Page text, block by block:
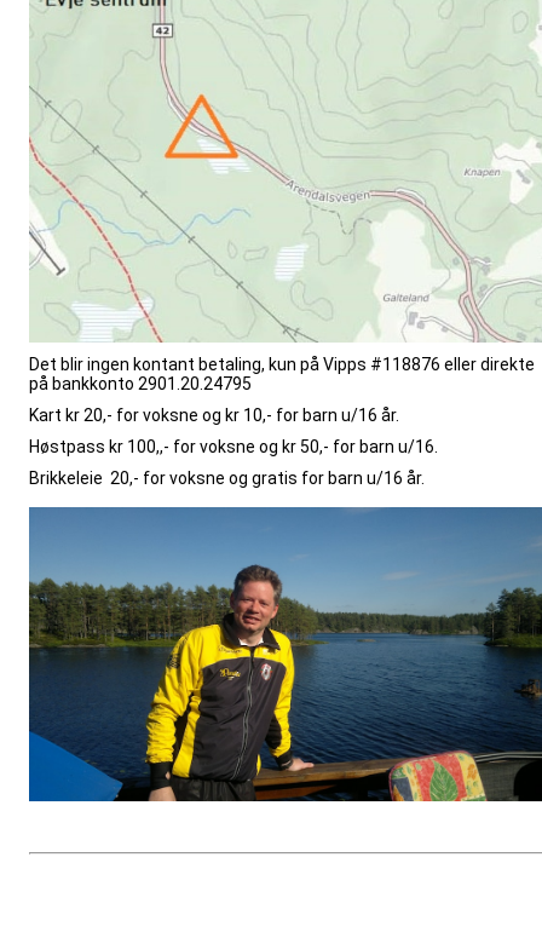
Det blir ingen kontant betaling, kun på Vipps #118876 eller direkte
på bankkonto 2901.20.24795
Kart kr 20,- for voksne og kr 10,- for barn u/16 år.
Høstpass kr 100,,- for voksne og kr 50,- for barn u/16.
Brikkeleie 20,- for voksne og gratis for barn u/16 år.